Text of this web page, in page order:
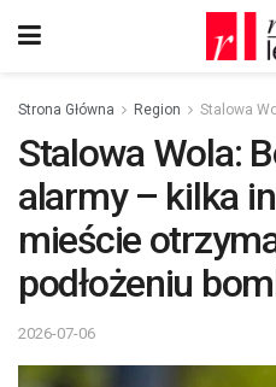
Strona Główna Region Stalowa
Stalowa Wola:
alarmy – kilka
mieście
podłożeniu
2026-07-06